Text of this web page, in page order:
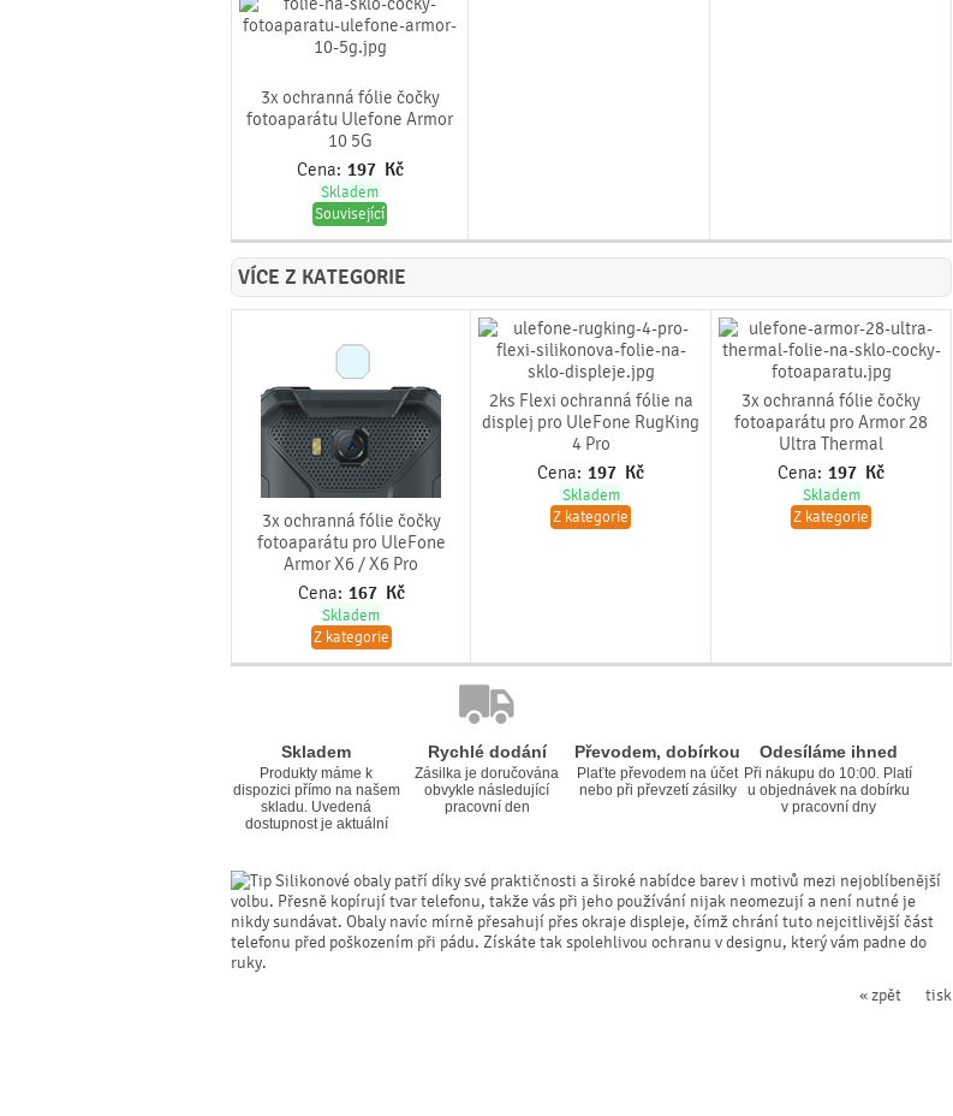
3x ochranná fólie čočky
fotoaparátu Ulefone Armor
10 5G
Cena: 197 Kč
Skladem
Související
VÍCE Z KATEGORIE
3x ochranná fólie čočky
fotoaparátu pro UleFone
Armor X6 / X6 Pro
Cena: 167 Kč
Skladem
Z kategorie
2ks Flexi ochranná fólie na
displej pro UleFone RugKing
4 Pro
Cena: 197 Kč
Skladem
Z kategorie
3x ochranná fólie čočky
fotoaparátu pro Armor 28
Ultra Thermal
Cena: 197 Kč
Skladem
Z kategorie
Skladem
Produkty máme k
dispozici přímo na našem
skladu. Uvedená
dostupnost je aktuální
Rychlé dodání
Zásilka je doručována
obvykle následující
pracovní den
Převodem, dobírkou
Plaťte převodem na účet
nebo při převzetí zásilky
Odesíláme ihned
Při nákupu do 10:00. Platí
u objednávek na dobírku
v pracovní dny
Silikonové obaly patří díky své praktičnosti a široké nabídce barev i motivů mezi nejoblíbenější
volbu. Přesně kopírují tvar telefonu, takže vás při jeho používání nijak neomezují a není nutné je
nikdy sundávat. Obaly navíc mírně přesahují přes okraje displeje, čímž chrání tuto nejcitlivější část
telefonu před poškozením při pádu. Získáte tak spolehlivou ochranu v designu, který vám padne do
ruky.
tisk
« zpět